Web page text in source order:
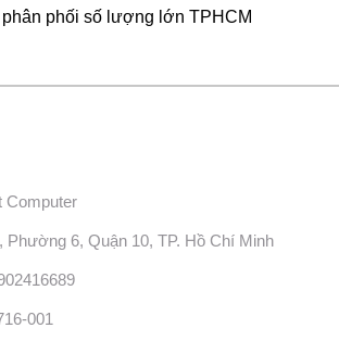
phối số lượng lớn TPHCM
Computer
Phường 6, Quận 10, TP. Hồ Chí Minh
001